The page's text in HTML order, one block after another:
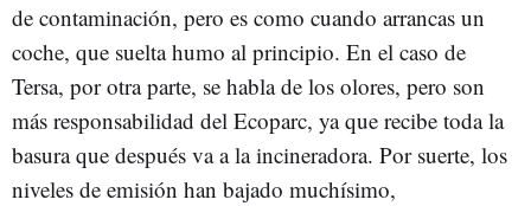
de contaminación, pero es como cuando arrancas un
coche, que suelta humo al principio. En el caso de
Tersa, por otra parte, se habla de los olores, pero son
más responsabilidad del Ecoparc, ya que recibe toda la
basura que después va a la incineradora. Por suerte, los
niveles de emisión han bajado muchísimo,